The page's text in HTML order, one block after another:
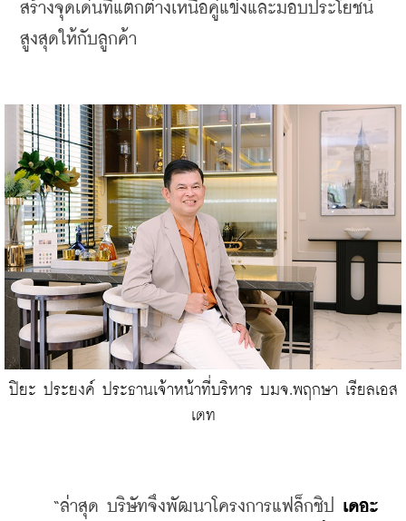
สร้างจุดเด่นที่แตกต่างเหนือคู่แข่งและมอบประโยชน์
สูงสุดให้กับลูกค้า
ปิยะ ประยงค์ ประธานเจ้าหน้าที่บริหาร บมจ.พฤกษา เรียลเอส
เตท
“ล่าสุด บริษัทจึงพัฒนาโครงการแฟล็กชิป เดอะ